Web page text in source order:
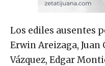
Los ediles ausentes
Erwin Areizaga,
Vázquez, Edgar